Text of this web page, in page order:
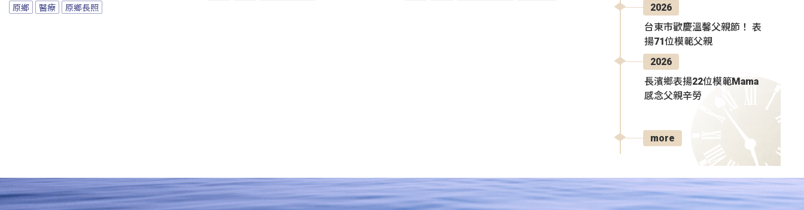
原鄉 醫療 原鄉長照
2026
台東市歡慶溫馨父親節！ 表
揚71位模範父親
2026
長濱鄉表揚22位模範Mama
感念父親辛勞
more